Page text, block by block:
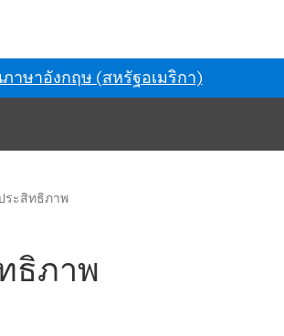
าษาอังกฤษ (สหรัฐอเมริกา)
ระสิทธิภาพ
ธิภาพ